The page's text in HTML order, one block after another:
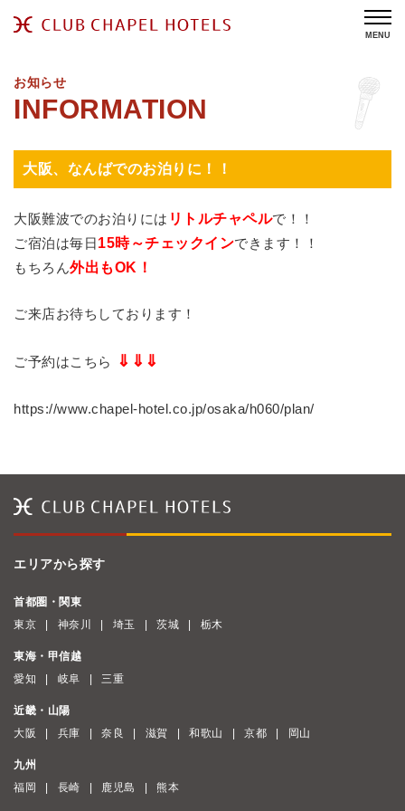
MENU
お知らせ
大阪、なんばでのお泊りに！！
大阪難波でのお泊りには リトルチャペルで！！
ご宿泊は毎日15時～チェックインできます！！
もちろん外出もOK！
ご来店お待ちしております！
ご予約はこちら ⇓⇓⇓
https://www.chapel-hotel.co.jp/osaka/h060/plan/
エリアから探す
首都圏・関東
東京
神奈川 埼玉 茨城 栃木
東海・甲信越
愛知
岐阜 三重
近畿・山陽
大阪
兵庫 奈良 滋賀 和歌山 京都 岡山
九州
福岡
長崎 鹿児島 熊本